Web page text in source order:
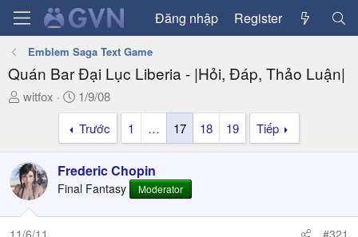
Đăng nhập Register
Emblem Saga Text Game
Quán Bar Đại Lục Liberia - |Hỏi, Đáp, Thảo Luận|
T
a
d
s
t
a
witfox
N
g
à
y
g
ử
i
1/9/08
Trước
1 … 17 18 19 Tiếp
Frederic Chopin
Final Fantasy Moderator
11/6/11 #321